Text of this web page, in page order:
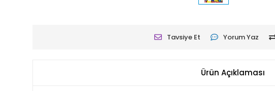
Tavsiye Et Yorum Yaz
Ürün Açıklaması